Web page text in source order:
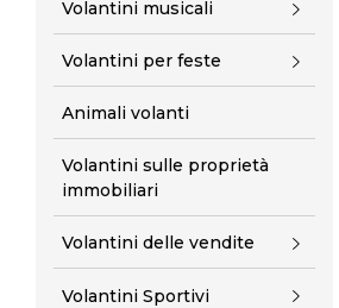
Volantini musicali
Volantini per feste
Animali volanti
Volantini sulle proprietà
immobiliari
Volantini delle vendite
Volantini Sportivi